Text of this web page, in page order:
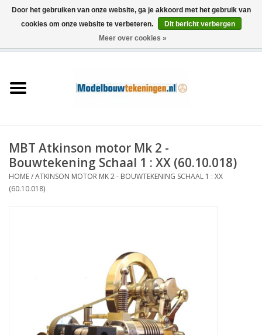
Schepen
Houtbouw
Scenery
Nieuwe tekeningen
MBT Atkinson motor Mk 2 -
Bouwtekening Schaal 1 : XX (60.10.018)
HOME/ATKINSON MOTOR MK 2 - BOUWTEKENING SCHAAL 1 : XX
(60.10.018)
Door het gebruiken van onze website, ga je akkoord met het gebruik van
cookies om onze website te verbeteren.
Dit bericht verbergen
Meer over cookies »